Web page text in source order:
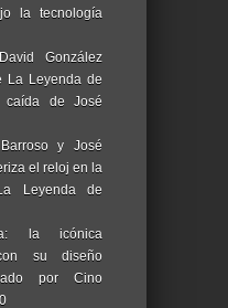
la tecnología
González
La Leyenda de
caída de José
y José
el reloj en la
Leyenda de
la icónica
su diseño
por Cino